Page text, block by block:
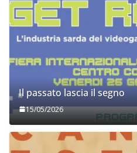
Il passato lascia il segno
15/05/2026